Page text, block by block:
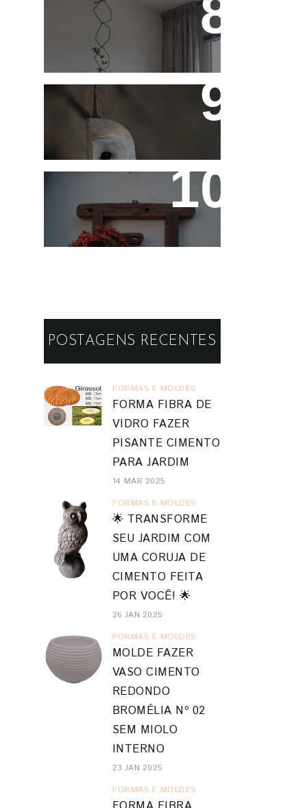
Treliças, Ganchos e
Suportes - Parte 1
Fotos de Domingo - As
Melhores da Semana
Madeira - Painéis e
Vasos de Parede
POSTAGENS RECENTES
FORMAS E MOLDES
FORMA FIBRA DE
VIDRO FAZER
PISANTE CIMENTO
PARA JARDIM
14 MAR 2025
FORMAS E MOLDES
🌟 TRANSFORME
SEU JARDIM COM
UMA CORUJA DE
CIMENTO FEITA
POR VOCÊ! 🌟
26 JAN 2025
FORMAS E MOLDES
MOLDE FAZER
VASO CIMENTO
REDONDO
BROMÉLIA Nº 02
SEM MIOLO
INTERNO
23 JAN 2025
FORMAS E MOLDES